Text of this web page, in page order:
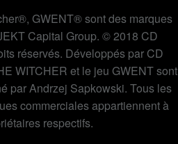
GWENT® sont des marques
Capital Group. © 2018 CD
réservés. Développés par CD
WITCHER et le jeu GWENT sont
par Andrzej Sapkowski. Tous les
commerciales appartiennent à
respectifs.